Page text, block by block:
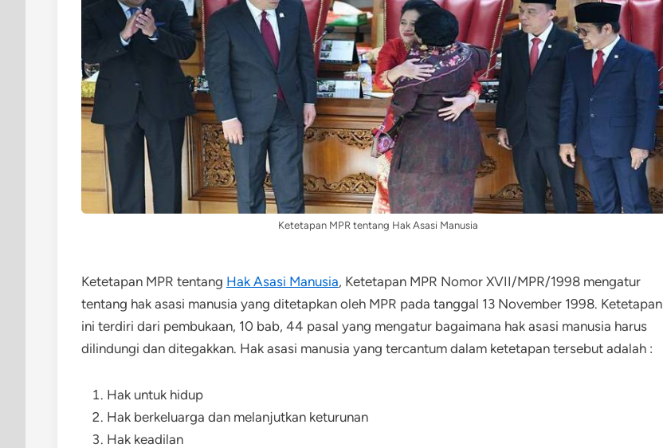
Ketetapan MPR tentang Hak Asasi Manusia
Ketetapan MPR tentang Hak Asasi Manusia, Ketetapan MPR Nomor XVII/MPR/1998 mengatur
tentang hak asasi manusia yang ditetapkan oleh MPR pada tanggal 13 November 1998. Ketetapan
ini terdiri dari pembukaan, 10 bab, 44 pasal yang mengatur bagaimana hak asasi manusia harus
dilindungi dan ditegakkan. Hak asasi manusia yang tercantum dalam ketetapan tersebut adalah :
Hak untuk hidup
Hak berkeluarga dan melanjutkan keturunan
Hak keadilan